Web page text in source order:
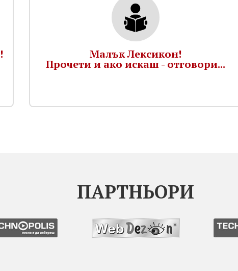
Малък Лексикон!
Прочети и ако искаш - отговори...
ПАРТНЬОРИ